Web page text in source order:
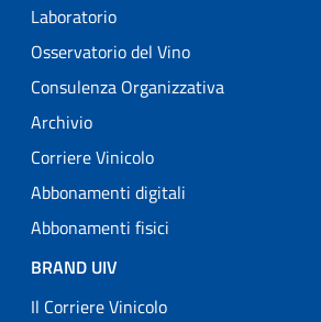
Laboratorio
Osservatorio del Vino
Consulenza Organizzativa
Archivio
Corriere Vinicolo
Abbonamenti digitali
Abbonamenti fisici
BRAND UIV
Il Corriere Vinicolo